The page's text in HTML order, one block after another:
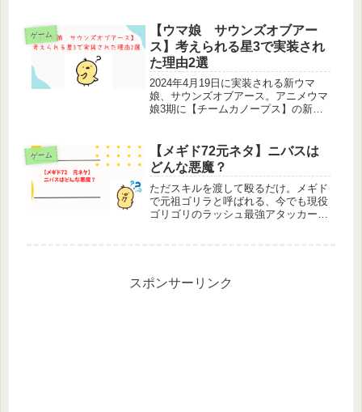
んことコルソンには「アレプさん」と
呼ばれていますが、自分は「レプ...
ゲーム
【ウマ娘 サウンズオブアー
ス】考えられる星3で実装され
た理由2選
2024年4月19日に実装される新ウマ
娘、サウンズオブアース。アニメウマ
娘3期に【チームカノープス】の新メ
ているカノープスメンバーと違い、サ
ウンズオブアースはレアリティ星3...
ゲーム
【メギド72元ネタ】ニバスは
どんな悪魔？
ただスキルを渡して殴るだけ。メギド
で元祖ゴリラと呼ばれる、今でも現役
ゴリゴリのラッシュ最強アタッカー、
スポンサーリンク